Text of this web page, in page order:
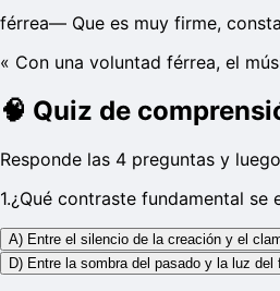
férrea— Que es muy firme,
« Con una voluntad férrea, el
🧠 Quiz de
Responde las 4 preguntas y
1.¿Qué contraste fundamental
A) Entre el silencio de la creación y el
D) Entre la sombra del pasado y la luz del